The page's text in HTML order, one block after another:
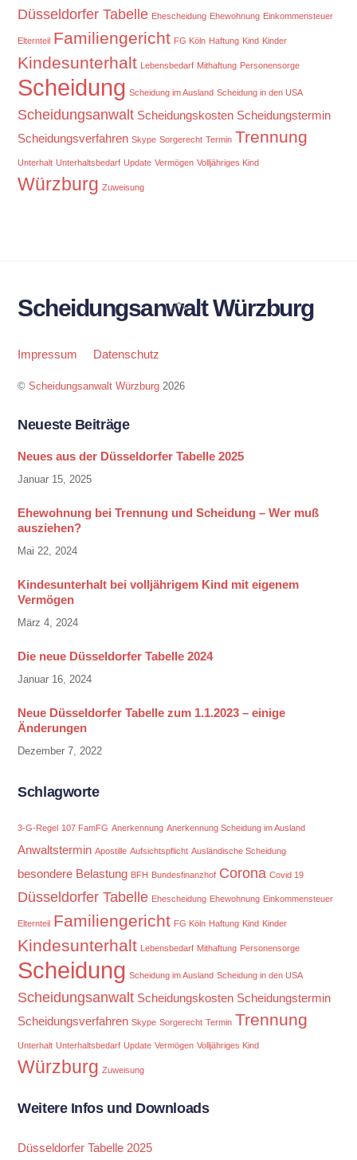
Düsseldorfer Tabelle Ehescheidung Ehewohnung Einkommensteuer
Elternteil Familiengericht FG Köln Haftung Kind Kinder
Kindesunterhalt Lebensbedarf Mithaftung Personensorge
Scheidung Scheidung im Ausland Scheidung in den USA
Scheidungsanwalt Scheidungskosten Scheidungstermin
Scheidungsverfahren Skype Sorgerecht Termin Trennung
Unterhalt Unterhaltsbedarf Update Vermögen Volljähriges Kind
Würzburg Zuweisung
Back
Scheidungsanwalt Würzburg
Impressum Datenschutz
©Scheidungsanwalt Würzburg 2026
Neueste Beiträge
Neues aus der Düsseldorfer Tabelle 2025
Januar 15, 2025
Ehewohnung bei Trennung und Scheidung – Wer muß
ausziehen?
Mai 22, 2024
Kindesunterhalt bei volljährigem Kind mit eigenem
Vermögen
März 4, 2024
Die neue Düsseldorfer Tabelle 2024
Januar 16, 2024
Neue Düsseldorfer Tabelle zum 1.1.2023 – einige
Änderungen
Dezember 7, 2022
Schlagworte
3-G-Regel 107 FamFG Anerkennung Anerkennung Scheidung im Ausland
Anwaltstermin Apostille Aufsichtspflicht Ausländische Scheidung
besondere Belastung BFH Bundesfinanzhof Corona Covid 19
Düsseldorfer Tabelle Ehescheidung Ehewohnung Einkommensteuer
Elternteil Familiengericht FG Köln Haftung Kind Kinder
Kindesunterhalt Lebensbedarf Mithaftung Personensorge
Scheidung Scheidung im Ausland Scheidung in den USA
Scheidungsanwalt Scheidungskosten Scheidungstermin
Scheidungsverfahren Skype Sorgerecht Termin Trennung
Unterhalt Unterhaltsbedarf Update Vermögen Volljähriges Kind
Würzburg Zuweisung
Weitere Infos und Downloads
Düsseldorfer Tabelle 2025